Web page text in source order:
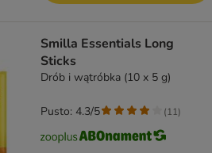
Smilla Essentials Long
Sticks
Drób i wątróbka (10 x 5 g)
Pusto: 4.3/5 (11)